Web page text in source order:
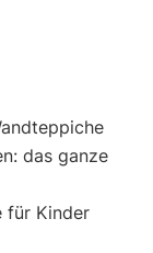
das ganze
für Kinder